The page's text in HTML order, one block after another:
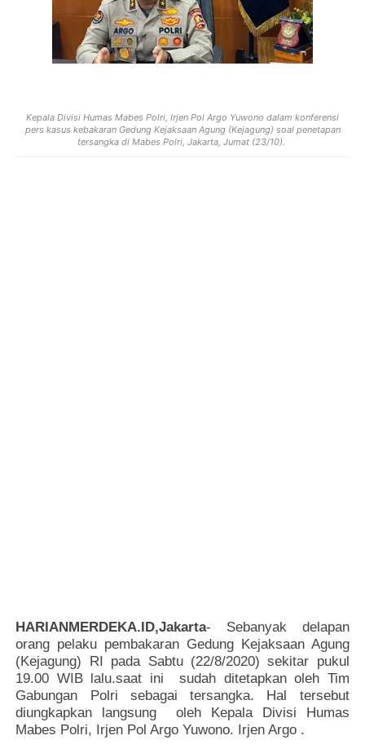
Kepala Divisi Humas Mabes Polri, Irjen Pol Argo Yuwono dalam konferensi
pers kasus kebakaran Gedung Kejaksaan Agung (Kejagung) soal penetapan
tersangka di Mabes Polri, Jakarta, Jumat (23/10).
HARIANMERDEKA.ID,Jakarta- Sebanyak delapan
orang pelaku pembakaran Gedung Kejaksaan Agung
(Kejagung) RI pada Sabtu (22/8/2020) sekitar pukul
19.00 WIB lalu.saat ini sudah ditetapkan oleh Tim
Gabungan Polri sebagai tersangka. Hal tersebut
diungkapkan langsung oleh Kepala Divisi Humas
Mabes Polri, Irjen Pol Argo Yuwono. Irjen Argo .